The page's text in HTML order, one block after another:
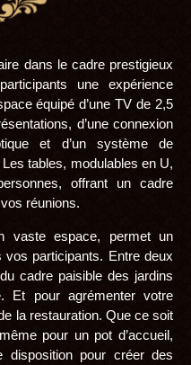
dans le cadre prestigieux
une expérience
équipé d’une TV de 2,5
d’une connexion
et d’un système de
tables, modulables en U,
offrant un cadre
réunions.
vaste espace, permet un
vos participants. Entre deux
cadre paisible des jardins
Et pour agrémenter votre
la restauration. Que ce soit
pour un pot d’accueil,
pour créer des